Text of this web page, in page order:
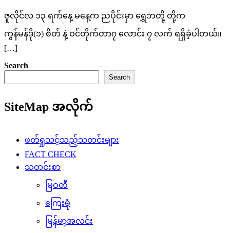
ဇူလိုင်လ ၁၃ ရက်နေ့ မနေ့က ညပိုင်းမှာ ရွှေဘတို့ တို့က
ကွန်မန်ဒို(၁) စိတ် နဲ့ ဝင်တိုက်တာ၇ လောင်း ၇ လက် ရရှိခဲ့ပါတယ်။
[…]
Search
Search
SiteMap အလိုက်
ဖတ်ရှုသင့်သည့်သတင်းများ
FACT CHECK
သတင်းစာ
မြဝတီ
ကြေးမုံ
မြန်မာ့အလင်း